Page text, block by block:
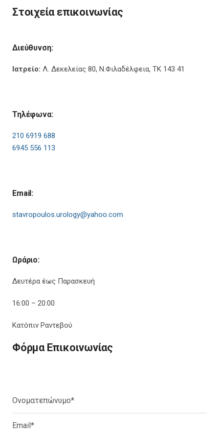
Στοιχεία επικοινωνίας
Διεύθυνση:
Ιατρείο: Λ. Δεκελείας 80, Ν.Φιλαδέλφεια, ΤΚ 143 41
Τηλέφωνα:
210 6919 688
6945 556 113
Email:
stavropoulos.urology@yahoo.com
Ωράριο:
Δευτέρα έως Παρασκευή
16:00 – 20:00
Κατόπιν Ραντεβού
Φόρμα Επικοινωνίας